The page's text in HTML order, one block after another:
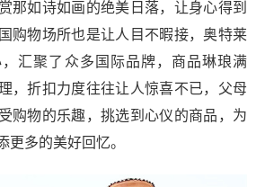
那如诗如画的绝美日落，让身心得到
购物场所也是让人目不暇接，奥特莱
汇聚了众多国际品牌，商品琳琅满
，折扣力度往往让人惊喜不已，父母
购物的乐趣，挑选到心仪的商品，为
更多的美好回忆。